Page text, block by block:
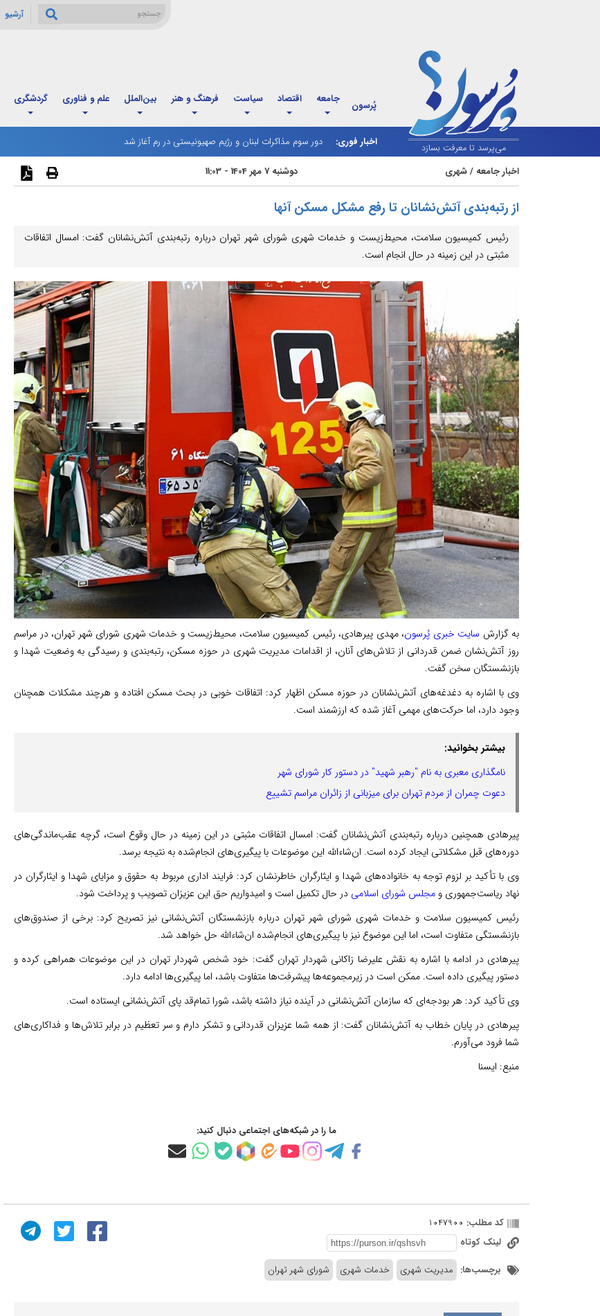
آرشیو
می‌پرسد تا معرفت بسازد
پُرسون جامعه اقتصاد سیاست فرهنگ و هنر بین‌الملل علم و فناوری گردشگری
اخبار فوری:
دور سوم مذاکرات لبنان و رژیم صهیونیستی در رم آغاز شد
اخبار جامعه /شهری دوشنبه 7 مهر 1404 - 11:03
از رتبه‌بندی آتش‌نشانان تا رفع مشکل مسکن آنها
رئیس کمیسیون سلامت، محیط‌زیست و خدمات شهری شورای شهر تهران درباره رتبه‌بندی آتش‌نشانان گفت: امسال اتفاقات
مثبتی در این زمینه در حال انجام است.
به گزارش سایت خبری پُرسون، مهدی پیرهادی، رئیس کمیسیون سلامت، محیط‌زیست و خدمات شهری شورای شهر تهران، در مراسم
روز آتش‌نشان ضمن قدردانی از تلاش‌های آنان، از اقدامات مدیریت شهری در حوزه مسکن، رتبه‌بندی و رسیدگی به وضعیت شهدا و
بازنشستگان سخن گفت.
وی با اشاره به دغدغه‌های آتش‌نشانان در حوزه مسکن اظهار کرد: اتفاقات خوبی در بحث مسکن افتاده و هرچند مشکلات همچنان
وجود دارد، اما حرکت‌های مهمی آغاز شده که ارزشمند است.
بیشتر بخوانید:
نامگذاری معبری به نام "رهبر شهید" در دستور کار شورای شهر
دعوت چمران از مردم تهران برای میزبانی از زائران مراسم تشییع
پیرهادی همچنین درباره رتبه‌بندی آتش‌نشانان گفت: امسال اتفاقات مثبتی در این زمینه در حال وقوع است، گرچه عقب‌ماندگی‌های
دوره‌های قبل مشکلاتی ایجاد کرده است. ان‌شاءالله این موضوعات با پیگیری‌های انجام‌شده به نتیجه برسد.
وی با تأکید بر لزوم توجه به خانواده‌های شهدا و ایثارگران خاطرنشان کرد: فرایند اداری مربوط به حقوق و مزایای شهدا و ایثارگران در
نهاد ریاست‌جمهوری و مجلس شورای اسلامی در حال تکمیل است و امیدواریم حق این عزیزان تصویب و پرداخت شود.
رئیس کمیسیون سلامت و خدمات شهری شورای شهر تهران درباره بازنشستگان آتش‌نشانی نیز تصریح کرد: برخی از صندوق‌های
بازنشستگی متفاوت است، اما این موضوع نیز با پیگیری‌های انجام‌شده ان‌شاءالله حل خواهد شد.
پیرهادی در ادامه با اشاره به نقش علیرضا زاکانی شهردار تهران گفت: خود شخص شهردار تهران در این موضوعات همراهی کرده و
دستور پیگیری داده است. ممکن است در زیرمجموعه‌ها پیشرفت‌ها متفاوت باشد، اما پیگیری‌ها ادامه دارد.
وی تأکید کرد: هر بودجه‌ای که سازمان آتش‌نشانی در آینده نیاز داشته باشد، شورا تمام‌قد پای آتش‌نشانی ایستاده است.
پیرهادی در پایان خطاب به آتش‌نشانان گفت: از همه شما عزیزان قدردانی و تشکر دارم و سر تعظیم در برابر تلاش‌ها و فداکاری‌های
شما فرود می‌آورم.
منبع: ایسنا
ما را در شبکه‌های اجتماعی دنبال کنید:
کد مطلب: 1047900
لینک کوتاه
برچسب‌ها: مدیریت شهری خدمات شهری شورای شهر تهران